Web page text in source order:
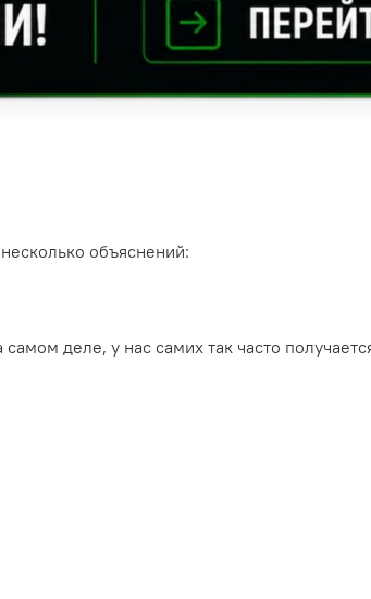
объяснений:
деле, у нас самих так часто